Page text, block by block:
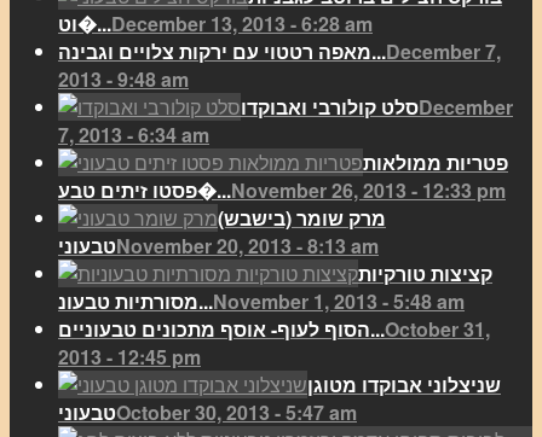
וט�...December 13, 2013 - 6:28 am
מאפה רטטוי עם ירקות צלויים וגבינה...December 7,
2013 - 9:48 am
סלט קולורבי ואבוקדוDecember
7, 2013 - 6:34 am
פטריות ממולאות
פסטו זיתים טבע�...November 26, 2013 - 12:33 pm
מרק שומר (בישבש)
טבעוניNovember 20, 2013 - 8:13 am
קציצות טורקיות
מסורתיות טבעונ...November 1, 2013 - 5:48 am
הסוף לעוף- אוסף מתכונים טבעוניים...October 31,
2013 - 12:45 pm
שניצלוני אבוקדו מטוגן
טבעוניOctober 30, 2013 - 5:47 am